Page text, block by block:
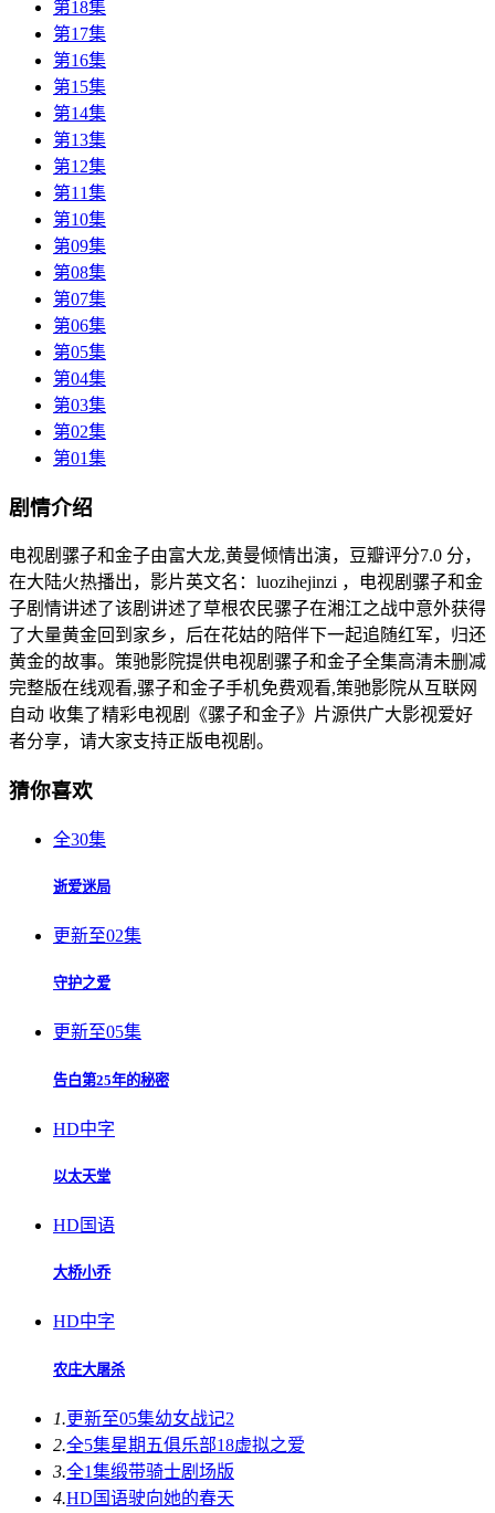
第18集
第17集
第16集
第15集
第14集
第13集
第12集
第11集
第10集
第09集
第08集
第07集
第06集
第05集
第04集
第03集
第02集
第01集
剧情介绍
电视剧骡子和金子由富大龙,黄曼倾情出演，豆瓣评分7.0 分，
在大陆火热播出，影片英文名：luozihejinzi ，电视剧骡子和金
子剧情讲述了该剧讲述了草根农民骡子在湘江之战中意外获得
了大量黄金回到家乡，后在花姑的陪伴下一起追随红军，归还
黄金的故事。策驰影院提供电视剧骡子和金子全集高清未删减
完整版在线观看,骡子和金子手机免费观看,策驰影院从互联网
自动 收集了精彩电视剧《骡子和金子》片源供广大影视爱好
者分享，请大家支持正版电视剧。
猜你喜欢
全30集
逝爱迷局
更新至02集
守护之爱
更新至05集
告白第25年的秘密
HD中字
以太天堂
HD国语
大桥小乔
HD中字
农庄大屠杀
1.更新至05集幼女战记2
2.全5集星期五俱乐部18虚拟之爱
3.全1集缎带骑士剧场版
4.HD国语驶向她的春天​